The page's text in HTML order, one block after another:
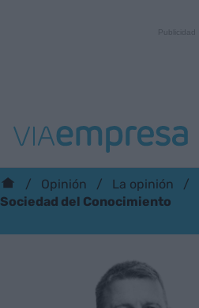
Opinión La opinión
Sociedad del Conocimiento